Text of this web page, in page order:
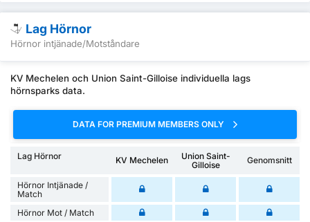
Lag Hörnor
Hörnor intjänade/Motståndare
KV Mechelen och Union Saint-Gilloise individuella lags
hörnsparks data.
DATA FOR PREMIUM MEMBERS ONLY
Lag Hörnor KV Mechelen
Union Saint-
Gilloise
Genomsnitt
Hörnor Intjänade /
Match
Hörnor Mot / Match